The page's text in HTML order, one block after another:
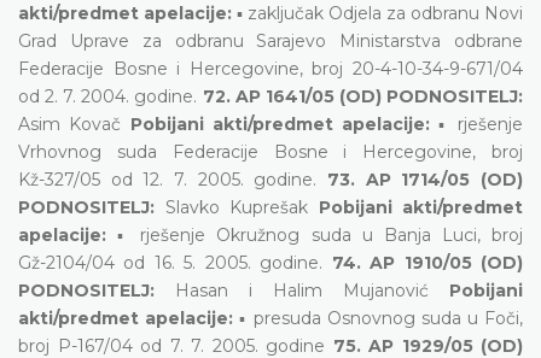
akti/predmet apelacije: ▪ zaključak Odjela za odbranu Novi
Grad Uprave za odbranu Sarajevo Ministarstva odbrane
Federacije Bosne i Hercegovine, broj 20-4-10-34-9-671/04
od 2. 7. 2004. godine. 72. AP 1641/05 (OD) PODNOSITELJ:
Asim Kovač Pobijani akti/predmet apelacije: ▪ rješenje
Vrhovnog suda Federacije Bosne i Hercegovine, broj
Kž-327/05 od 12. 7. 2005. godine. 73. AP 1714/05 (OD)
PODNOSITELJ: Slavko Kuprešak Pobijani akti/predmet
apelacije: ▪ rješenje Okružnog suda u Banja Luci, broj
Gž-2104/04 od 16. 5. 2005. godine. 74. AP 1910/05 (OD)
PODNOSITELJ:
Hasan i Halim Mujanović Pobijani
akti/predmet apelacije: ▪ presuda Osnovnog suda u Foči,
broj P-167/04 od 7. 7. 2005. godine 75. AP 1929/05 (OD)